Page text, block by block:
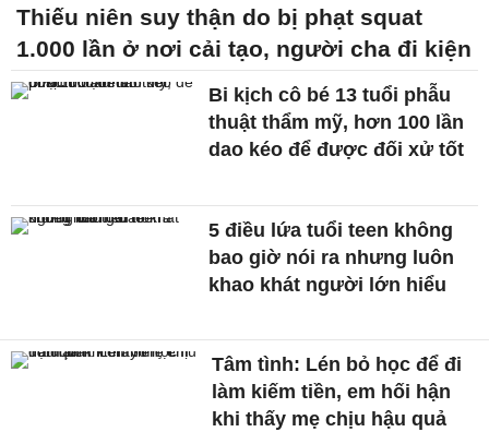
Thiếu niên suy thận do bị phạt squat
1.000 lần ở nơi cải tạo, người cha đi kiện
Bi kịch cô bé 13 tuổi phẫu
thuật thẩm mỹ, hơn 100 lần
dao kéo để được đối xử tốt
5 điều lứa tuổi teen không
bao giờ nói ra nhưng luôn
khao khát người lớn hiểu
Tâm tình: Lén bỏ học để đi
làm kiếm tiền, em hối hận
khi thấy mẹ chịu hậu quả